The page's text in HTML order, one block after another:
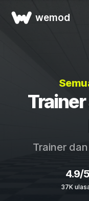
wemod
Trainer
4.9/5
37K